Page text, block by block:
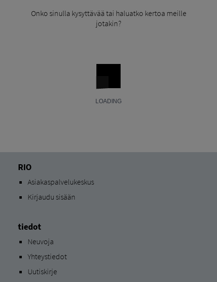
Onko sinulla kysyttävää tai haluatko kertoa meille
jotakin?
RIO
Asiakaspalvelukeskus
Kirjaudu sisään
tiedot
Neuvoja
Yhteystiedot
Uutiskirje